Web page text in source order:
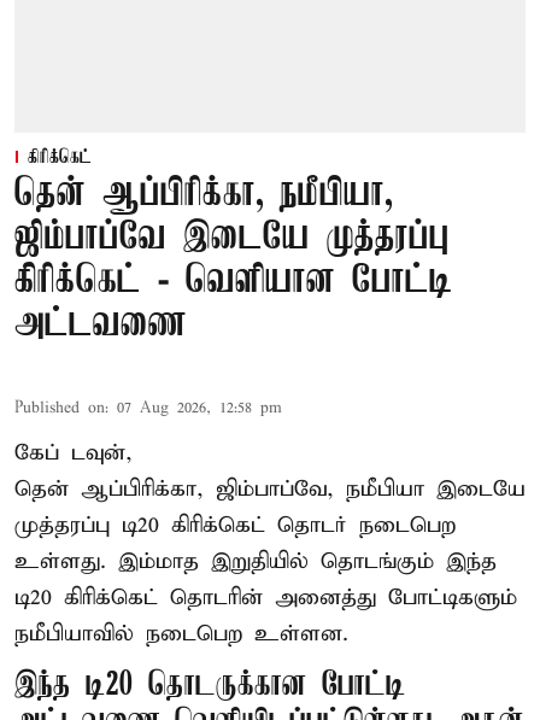
கிரிக்கெட்
தென் ஆப்பிரிக்கா, நமீபியா,
ஜிம்பாப்வே இடையே முத்தரப்பு
கிரிக்கெட் - வெளியான போட்டி
அட்டவணை
Published on: 07 Aug 2026, 12:58 pm
கேப் டவுன்,
தென் ஆப்பிரிக்கா, ஜிம்பாப்வே, நமீபியா இடையே
முத்தரப்பு டி20 கிரிக்கெட் தொடர் நடைபெற
உள்ளது. இம்மாத இறுதியில் தொடங்கும் இந்த
டி20 கிரிக்கெட் தொடரின் அனைத்து போட்டிகளும்
நமீபியாவில் நடைபெற உள்ளன.
இந்த டி20 தொடருக்கான போட்டி